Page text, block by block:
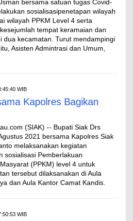
bersama satuan tugas Covid-
sosialisasipenetapan wilayah
wilayah PPKM Level 4 serta
tempat keramaian dan
dua kecamatan. Turut mendampingi
Asisten Admintrasi dan Umum,
WIB
Kapolres Bagikan
(SIAK) -- Bupati Siak Drs
2021 bersama Kapolres Siak
melaksanakan kegiatan
sosialisasi Pemberlakuan
(PPKM) level 4 untuk
tersebut dilaksanakan di Aula
dan Aula Kantor Camat Kandis.
WIB